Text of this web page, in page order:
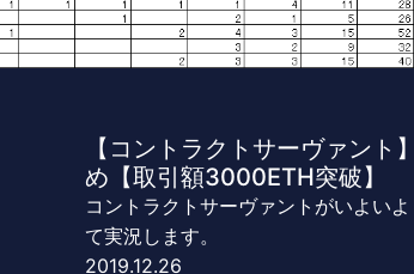
【コントラクトサーヴァン
め【取引額3000ETH突破】
コントラクトサーヴァントがいよい
て実況します。
2019.12.26